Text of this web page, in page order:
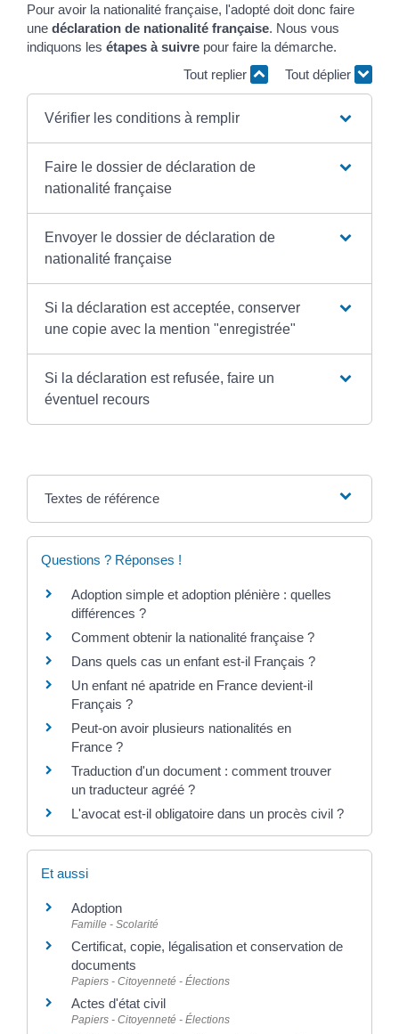
Pour avoir la nationalité française, l'adopté doit donc faire
une déclaration de nationalité française. Nous vous
indiquons les étapes à suivre pour faire la démarche.
Tout replier
Tout déplier
Vérifier les conditions à remplir
Faire le dossier de déclaration de
nationalité française
Envoyer le dossier de déclaration de
nationalité française
Si la déclaration est acceptée, conserver
une copie avec la mention "enregistrée"
Si la déclaration est refusée, faire un
éventuel recours
Textes de référence
Questions ? Réponses !
Adoption simple et adoption plénière : quelles
différences ?
Comment obtenir la nationalité française ?
Dans quels cas un enfant est-il Français ?
Un enfant né apatride en France devient-il
Français ?
Peut-on avoir plusieurs nationalités en
France ?
Traduction d'un document : comment trouver
un traducteur agréé ?
L'avocat est-il obligatoire dans un procès civil ?
Et aussi
Adoption
Famille - Scolarité
Certificat, copie, légalisation et conservation de
documents
Papiers - Citoyenneté - Élections
Actes d'état civil
Papiers - Citoyenneté - Élections